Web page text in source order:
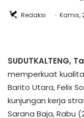
Redaksi Kamis,
SUDUTKALTENG,
memperkuat
Barito Utara, Felix
kunjungan kerja
Sarana Baja, Rabu